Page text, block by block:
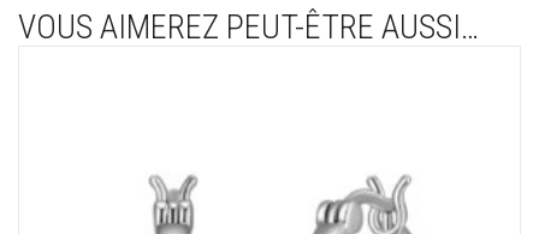
VOUS AIMEREZ PEUT-ÊTRE AUSSI…